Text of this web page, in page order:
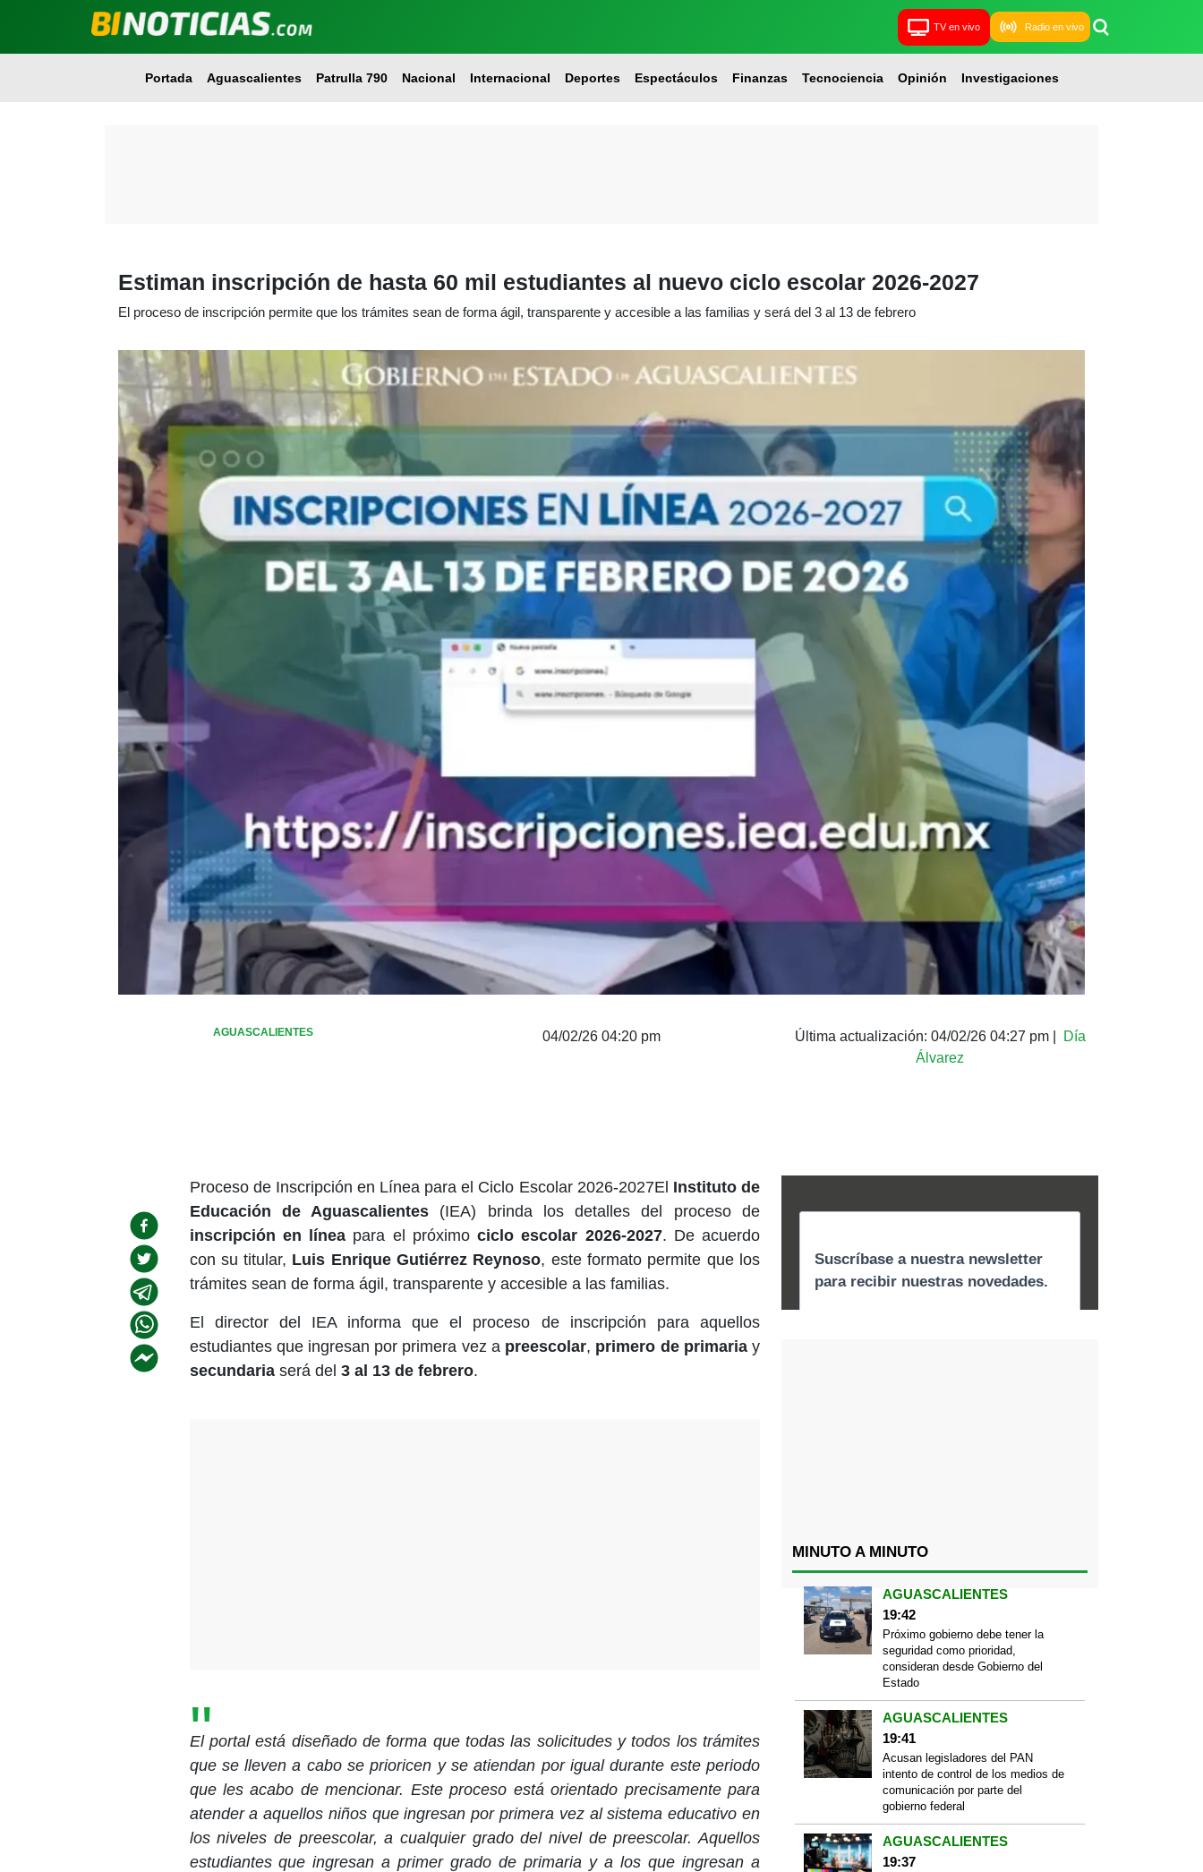
TV en vivo Radio en vivo
Portada Aguascalientes Patrulla 790 Nacional Internacional Deportes Espectáculos Finanzas Tecnociencia Opinión Investigaciones
Estiman inscripción de hasta 60 mil estudiantes al nuevo ciclo escolar 2026-2027
El proceso de inscripción permite que los trámites sean de forma ágil, transparente y accesible a las familias y será del 3 al 13 de febrero
AGUASCALIENTES 04/02/26 04:20 pm Última actualización: 04/02/26 04:27 pm|
Día
Álvarez
Proceso de Inscripción en Línea para el Ciclo Escolar 2026-2027El Instituto de
Educación de Aguascalientes (IEA) brinda los detalles del proceso de
inscripción en línea para el próximo ciclo escolar 2026-2027. De acuerdo
con su titular, Luis Enrique Gutiérrez Reynoso, este formato permite que los
trámites sean de forma ágil, transparente y accesible a las familias.
El director del IEA informa que el proceso de inscripción para aquellos
estudiantes que ingresan por primera vez a preescolar, primero de primariay
secundariaserá del 3 al 13 de febrero.
El portal está diseñado de forma que todas las solicitudes y todos los trámites
que se lleven a cabo se prioricen y se atiendan por igual durante este periodo
que les acabo de mencionar. Este proceso está orientado precisamente para
atender a aquellos niños que ingresan por primera vez al sistema educativo en
los niveles de preescolar, a cualquier grado del nivel de preescolar. Aquellos
estudiantes que ingresan a primer grado de primaria y a los que ingresan a
MINUTO A MINUTO
AGUASCALIENTES
19:42
Próximo gobierno debe tener la
seguridad como prioridad,
consideran desde Gobierno del
Estado
AGUASCALIENTES
19:41
Acusan legisladores del PAN
intento de control de los medios de
comunicación por parte del
gobierno federal
AGUASCALIENTES
19:37